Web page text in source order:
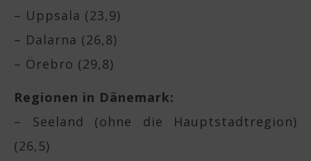
– Uppsala (23,9)
– Dalarna (26,8)
– Örebro (29,8)
Regionen in Dänemark:
– Seeland (ohne die Hauptstadtregion)
(26,5)